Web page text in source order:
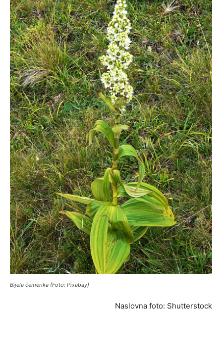
Bijela čemerika (Foto: Pixabay)
Naslovna foto: Shutterstock